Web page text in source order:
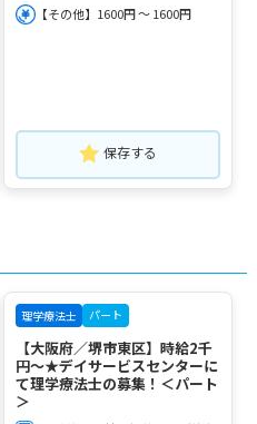
【その他】1600円 ～ 1600円
保存する
理学療法士 パート
【大阪府／堺市東区】時給2千
円～★デイサービスセンターに
て理学療法士の募集！＜パート
＞